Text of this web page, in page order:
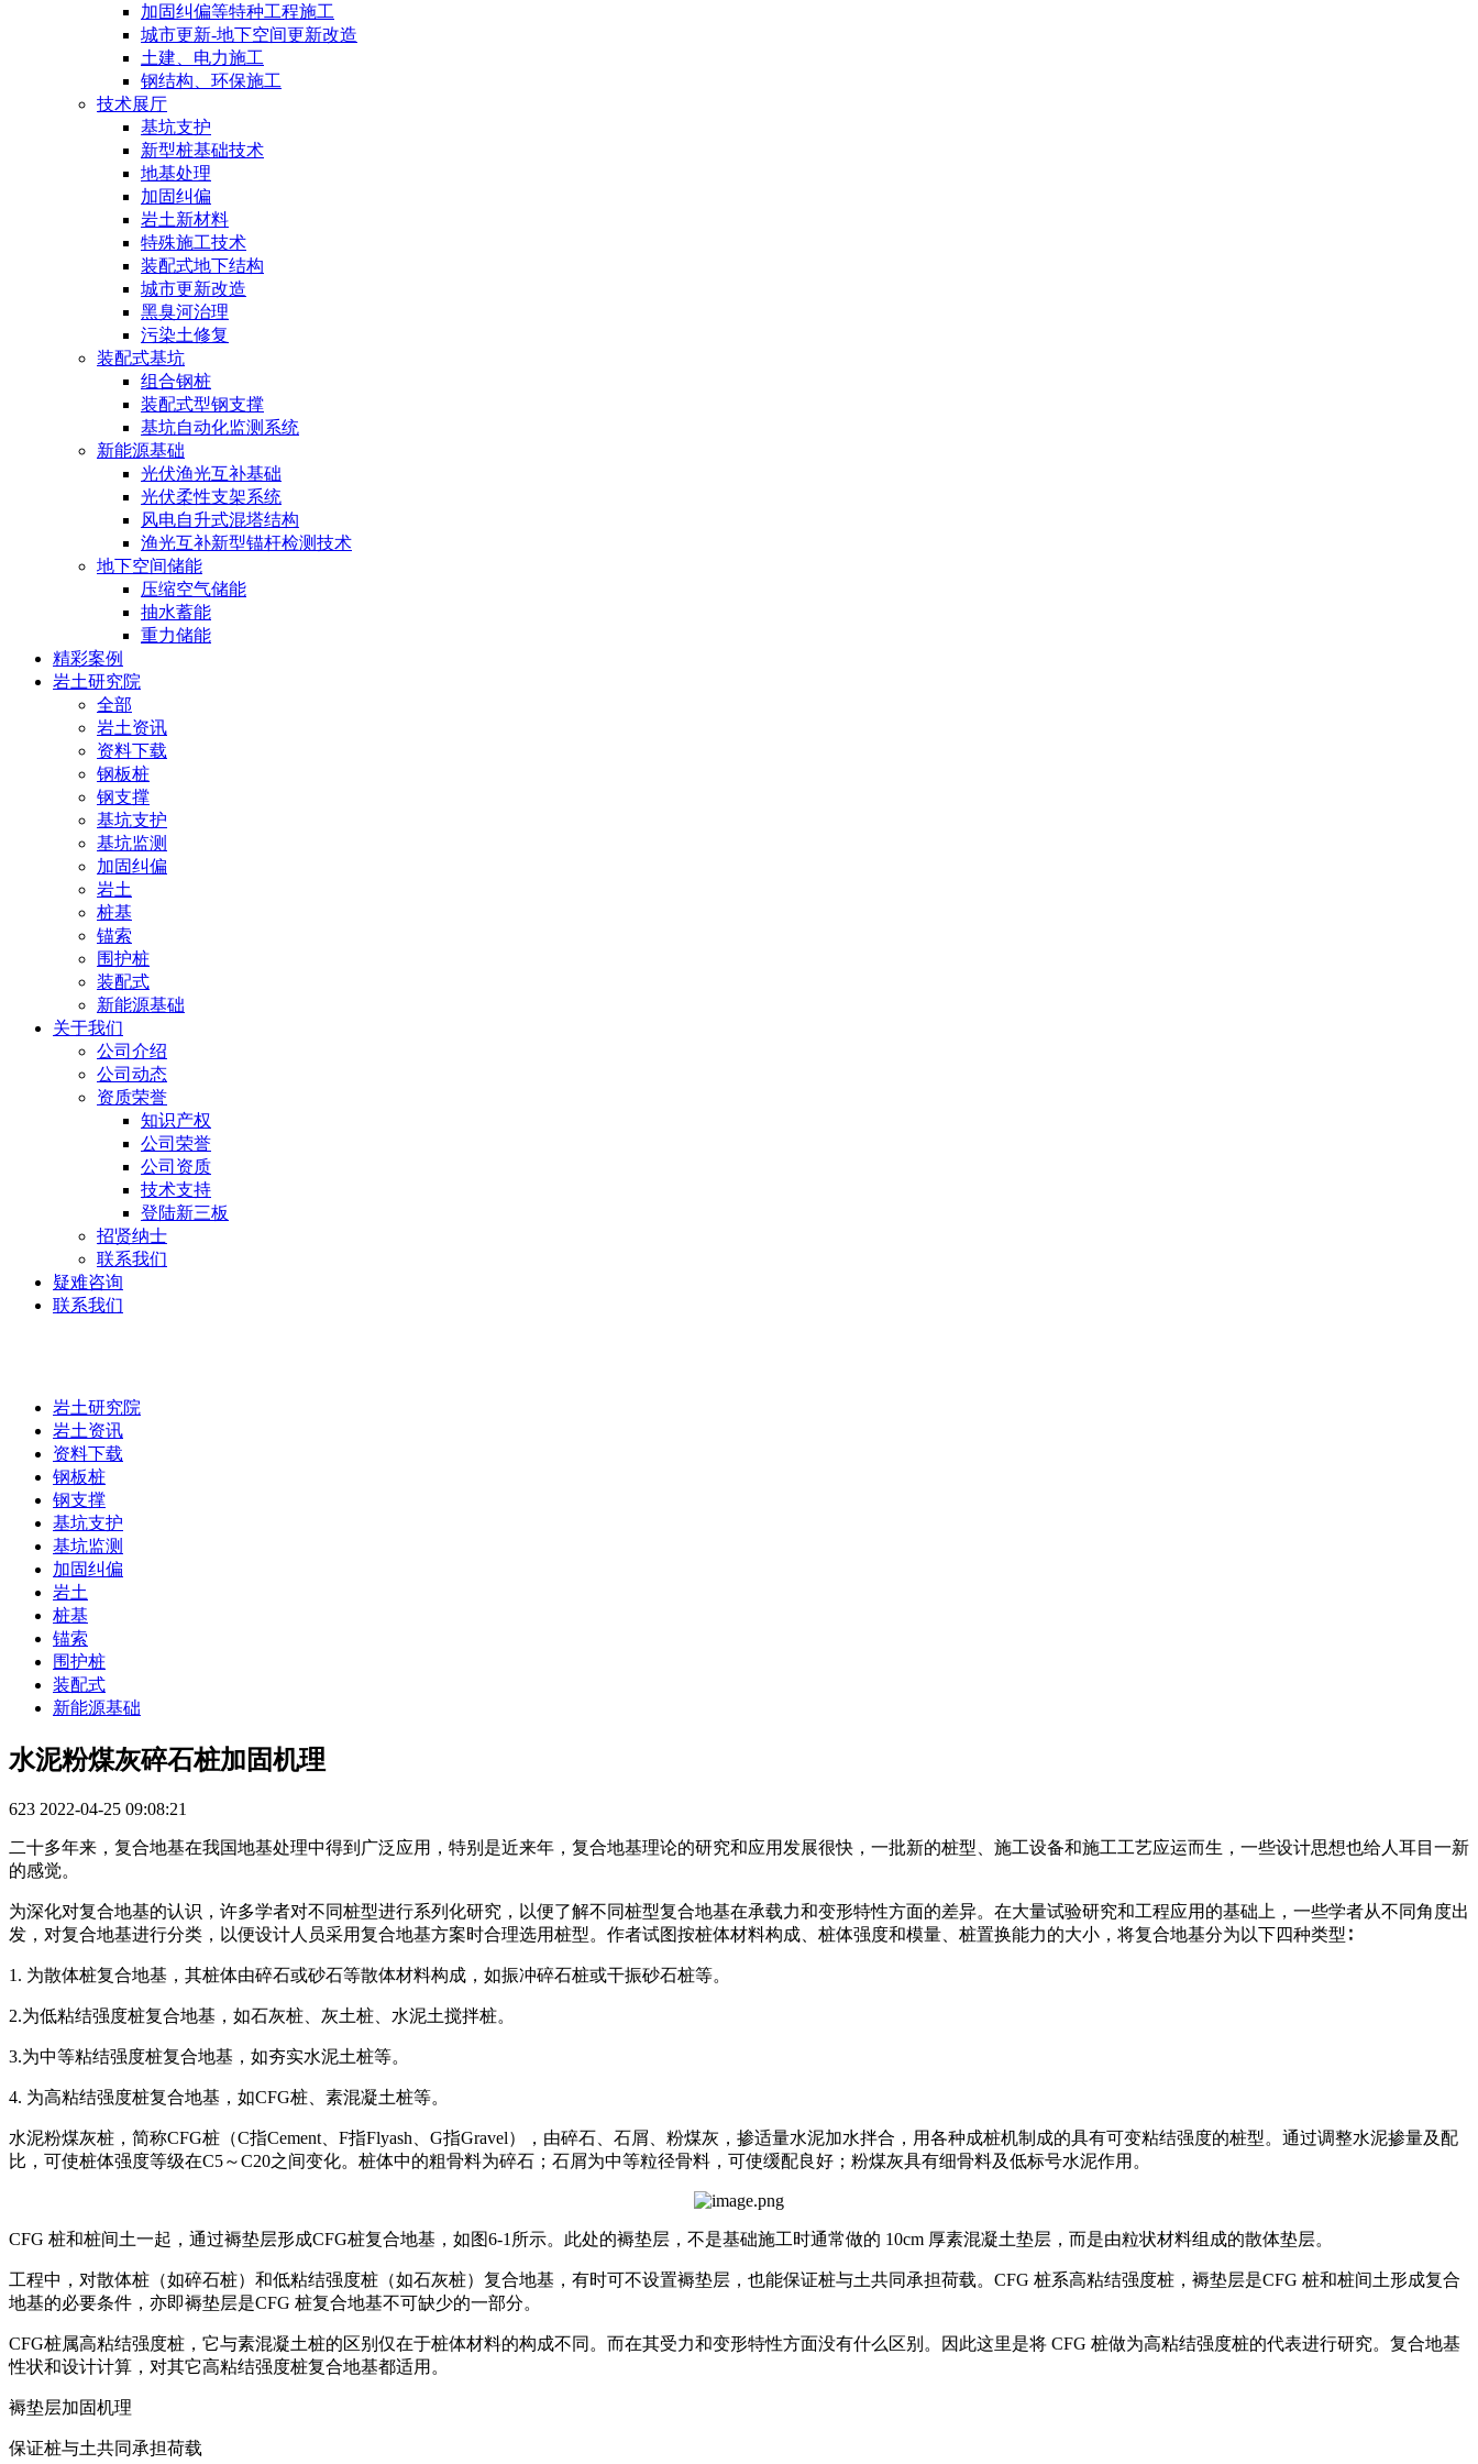
加固纠偏等特种工程施工
城市更新-地下空间更新改造
土建、电力施工
钢结构、环保施工
技术展厅
基坑支护
新型桩基础技术
地基处理
加固纠偏
岩土新材料
特殊施工技术
装配式地下结构
城市更新改造
黑臭河治理
污染土修复
装配式基坑
组合钢桩
装配式型钢支撑
基坑自动化监测系统
新能源基础
光伏渔光互补基础
光伏柔性支架系统
风电自升式混塔结构
渔光互补新型锚杆检测技术
地下空间储能
压缩空气储能
抽水蓄能
重力储能
精彩案例
岩土研究院
全部
岩土资讯
资料下载
钢板桩
钢支撑
基坑支护
基坑监测
加固纠偏
岩土
桩基
锚索
围护桩
装配式
新能源基础
关于我们
公司介绍
公司动态
资质荣誉
知识产权
公司荣誉
公司资质
技术支持
登陆新三板
招贤纳士
联系我们
疑难咨询
联系我们
岩土研究院
岩土资讯
资料下载
钢板桩
钢支撑
基坑支护
基坑监测
加固纠偏
岩土
桩基
锚索
围护桩
装配式
新能源基础
水泥粉煤灰碎石桩加固机理
623 2022-04-25 09:08:21
二十多年来，复合地基在我国地基处理中得到广泛应用，特别是近来年，复合地基理论的研究和应用发展很快，一批新的桩型、施工设备和施工工艺应运而生，一些设计思想也给人耳目一新
的感觉。
为深化对复合地基的认识，许多学者对不同桩型进行系列化研究，以便了解不同桩型复合地基在承载力和变形特性方面的差异。在大量试验研究和工程应用的基础上，一些学者从不同角度出
发，对复合地基进行分类，以便设计人员采用复合地基方案时合理选用桩型。作者试图按桩体材料构成、桩体强度和模量、桩置换能力的大小，将复合地基分为以下四种类型∶
1. 为散体桩复合地基，其桩体由碎石或砂石等散体材料构成，如振冲碎石桩或干振砂石桩等。
2.为低粘结强度桩复合地基，如石灰桩、灰土桩、水泥土搅拌桩。
3.为中等粘结强度桩复合地基，如夯实水泥土桩等。
4. 为高粘结强度桩复合地基，如CFG桩、素混凝土桩等。
水泥粉煤灰桩，简称CFG桩（C指Cement、F指Flyash、G指Gravel），由碎石、石屑、粉煤灰，掺适量水泥加水拌合，用各种成桩机制成的具有可变粘结强度的桩型。通过调整水泥掺量及配
比，可使桩体强度等级在C5～C20之间变化。桩体中的粗骨料为碎石；石屑为中等粒径骨料，可使缓配良好；粉煤灰具有细骨料及低标号水泥作用。
CFG 桩和桩间土一起，通过褥垫层形成CFG桩复合地基，如图6-1所示。此处的褥垫层，不是基础施工时通常做的 10cm 厚素混凝土垫层，而是由粒状材料组成的散体垫层。
工程中，对散体桩（如碎石桩）和低粘结强度桩（如石灰桩）复合地基，有时可不设置褥垫层，也能保证桩与土共同承担荷载。CFG 桩系高粘结强度桩，褥垫层是CFG 桩和桩间土形成复合
地基的必要条件，亦即褥垫层是CFG 桩复合地基不可缺少的一部分。
CFG桩属高粘结强度桩，它与素混凝土桩的区别仅在于桩体材料的构成不同。而在其受力和变形特性方面没有什么区别。因此这里是将 CFG 桩做为高粘结强度桩的代表进行研究。复合地基
性状和设计计算，对其它高粘结强度桩复合地基都适用。
褥垫层加固机理
保证桩与土共同承担荷载